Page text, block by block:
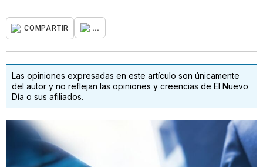
COMPARTIR ...
Las opiniones expresadas en este artículo son únicamente
del autor y no reflejan las opiniones y creencias de El Nuevo
Día o sus afiliados.